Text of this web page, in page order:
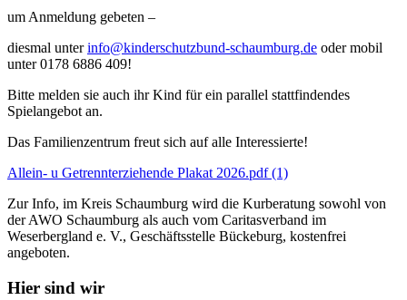
um Anmeldung gebeten –
diesmal unterinfo@kinderschutzbund-schaumburg.de oder mobil
unter 0178 6886 409!
Bitte melden sie auch ihr Kind für ein parallel stattfindendes
Spielangebot an.
Das Familienzentrum freut sich auf alle Interessierte!
Allein- u Getrennterziehende Plakat 2026.pdf (1)
Zur Info, im Kreis Schaumburg wird die Kurberatung sowohl von
der AWO Schaumburg als auch vom Caritasverband im
Weserbergland e. V., Geschäftsstelle Bückeburg, kostenfrei
angeboten.
Hier sind wir